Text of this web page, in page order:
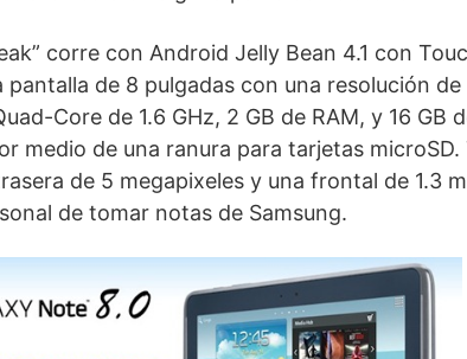
corre con Android Jelly Bean 4.1 con
pantalla de 8 pulgadas con una resolución
Core de 1.6 GHz, 2 GB de RAM, y 16 GB
medio de una ranura para tarjetas
de 5 megapixeles y una frontal de 1.3
de tomar notas de Samsung.